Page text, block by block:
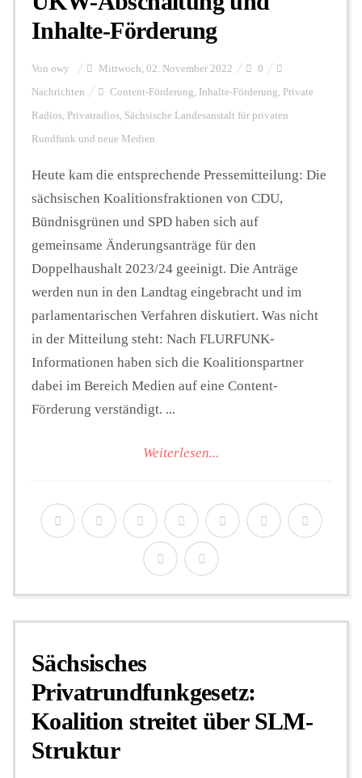
Inhalte-Förderung
Von owy Mittwoch, 02. November 2022 0
Nachrichten Content-Förderung, Inhalte-Förderung, Private
Radios, Privatradios, Sächsische Landesanstalt für privaten
Rundfunk und neue Medien
Heute kam die entsprechende Pressemitteilung: Die
sächsischen Koalitionsfraktionen von CDU,
Bündnisgrünen und SPD haben sich auf
gemeinsame Änderungsanträge für den
Doppelhaushalt 2023/24 geeinigt. Die Anträge
werden nun in den Landtag eingebracht und im
parlamentarischen Verfahren diskutiert. Was nicht
in der Mitteilung steht: Nach FLURFUNK-
Informationen haben sich die Koalitionspartner
dabei im Bereich Medien auf eine Content-
Förderung verständigt. ...
Weiterlesen...
Sächsisches
Privatrundfunkgesetz:
Koalition streitet über SLM-
Struktur